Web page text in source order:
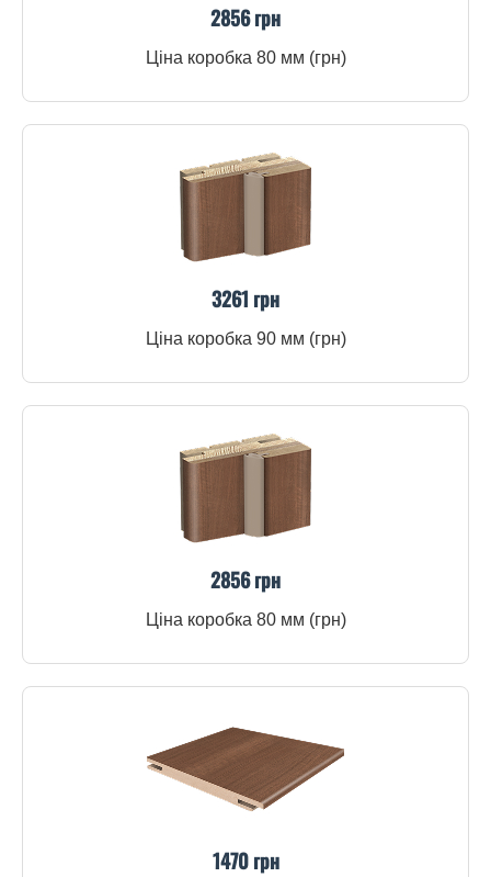
2856 грн
Ціна коробка 80 мм (грн)
3261 грн
Ціна коробка 90 мм (грн)
2856 грн
Ціна коробка 80 мм (грн)
1470 грн